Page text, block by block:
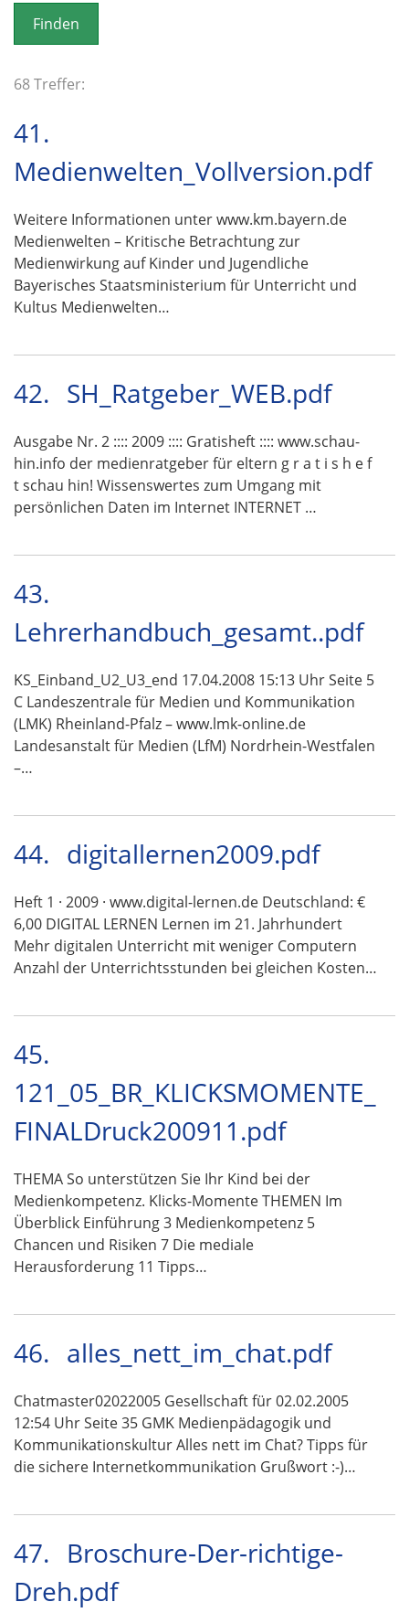
o
n
68 Treffer:
41.
Medienwelten_Vollversion.pdf
Weitere Informationen unter www.km.bayern.de
Medienwelten – Kritische Betrachtung zur
Medienwirkung auf Kinder und Jugendliche
Bayerisches Staatsministerium für Unterricht und
Kultus Medienwelten…
42. SH_Ratgeber_WEB.pdf
Ausgabe Nr. 2 :::: 2009 :::: Gratisheft :::: www.schau-
hin.info der medienratgeber für eltern g r a t i s h e f
t schau hin! Wissenswertes zum Umgang mit
persönlichen Daten im Internet INTERNET …
43.
Lehrerhandbuch_gesamt..pdf
KS_Einband_U2_U3_end 17.04.2008 15:13 Uhr Seite 5
C Landeszentrale für Medien und Kommunikation
(LMK) Rheinland-Pfalz – www.lmk-online.de
Landesanstalt für Medien (LfM) Nordrhein-Westfalen
–…
44. digitallernen2009.pdf
Heft 1 · 2009 · www.digital-lernen.de Deutschland: €
6,00 DIGITAL LERNEN Lernen im 21. Jahrhundert
Mehr digitalen Unterricht mit weniger Computern
Anzahl der Unterrichtsstunden bei gleichen Kosten…
45.
121_05_BR_KLICKSMOMENTE_
FINALDruck200911.pdf
THEMA So unterstützen Sie Ihr Kind bei der
Medienkompetenz. Klicks-Momente THEMEN Im
Überblick Einführung 3 Medienkompetenz 5
Chancen und Risiken 7 Die mediale
Herausforderung 11 Tipps…
46. alles_nett_im_chat.pdf
Chatmaster02022005 Gesellschaft für 02.02.2005
12:54 Uhr Seite 35 GMK Medienpädagogik und
Kommunikationskultur Alles nett im Chat? Tipps für
die sichere Internetkommunikation Grußwort :-)…
47. Broschure-Der-richtige-
Dreh.pdf